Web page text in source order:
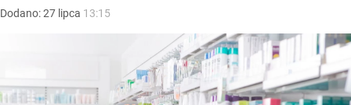
Dodano:27 lipca 13:15